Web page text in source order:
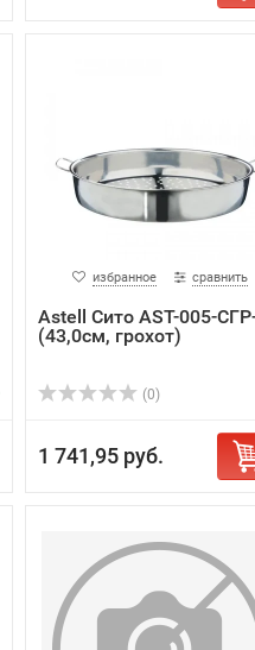
избранное сравнить
Astell Сито AST-005-
(43,0см, грохот)
(0)
1 741,95 руб.